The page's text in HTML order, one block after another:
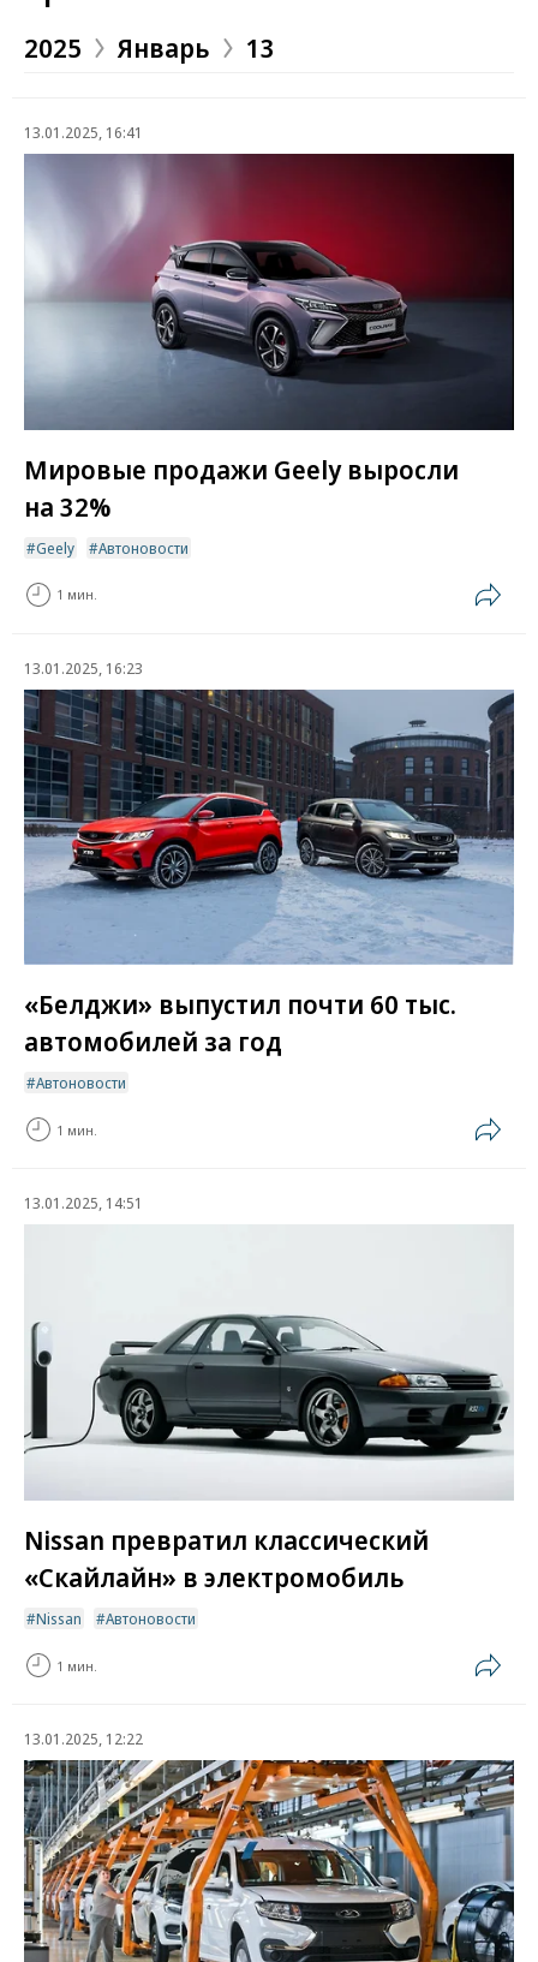
2025 Январь 13
13.01.2025, 16:41
Мировые продажи Geely выросли
на 32%
Geely Автоновости
1 мин.
13.01.2025, 16:23
«Белджи» выпустил почти 60 тыс.
автомобилей за год
Автоновости
1 мин.
13.01.2025, 14:51
Nissan превратил классический
«Скайлайн» в электромобиль
Nissan Автоновости
1 мин.
13.01.2025, 12:22